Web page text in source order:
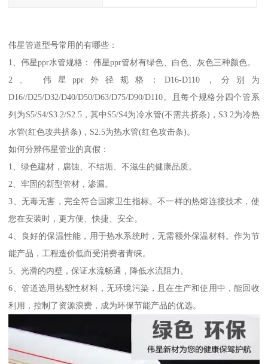
伟星管道型号常用的有哪些：
1、伟星ppr水管规格： 伟星ppr管材有绿色、白色、灰色三种颜色。
2、 伟星ppr外径规格：D16-D110，分别为
D16//D25/D32/D40/D50/D63/D75/D90/D110。且每个规格分四个管系
列为S5/S4/S3.2/S2.5，其中S5/S4为冷水管(不需共挤条)，S3.2为冷热
水管(红色攻共挤条)，S2.5为热水管(红色攻击条)。
如何分辨伟星管业的真假：
1、绿色建材，腐蚀、不结垢、不滋生的健康品质。
2、牢固的新型管材，渗漏。
3、无毒无害，完全符合国家卫生指标。不一样的热熔连接技术，使
您在安装时，更方便、快捷、安全。
4、良好的保温性能，用于热水系统时，无需额外保温材料。作为节
能产品，工程造价低而受消费者青睐。
5、光滑的内壁，保证水流畅通，降低水流阻力。
6、管道选用热塑性材料，无环境污染，且在生产和使用中，能回收
利用，控制了资源浪费，成为环保节能产品的优选。